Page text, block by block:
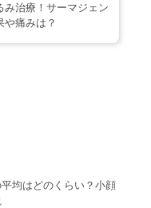
み治療！サーマジェン
や痛みは？
均はどのくらい？小顔